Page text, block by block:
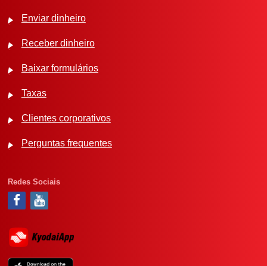
Enviar dinheiro
Receber dinheiro
Baixar formulários
Taxas
Clientes corporativos
Perguntas frequentes
Redes Sociais